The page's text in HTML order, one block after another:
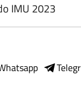
IMU 2023